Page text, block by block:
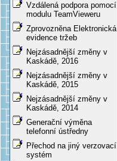
Vzdálená podpora pomocí
modulu TeamVieweru
Zprovozněna Elektronická
evidence tržeb
Nejzásadnější změny v
Kaskádě, 2016
Nejzásadnější změny v
Kaskádě, 2015
Nejzásadnější změny v
Kaskádě, 2014
Generační výměna
telefonní ústředny
Přechod na jiný verzovací
systém